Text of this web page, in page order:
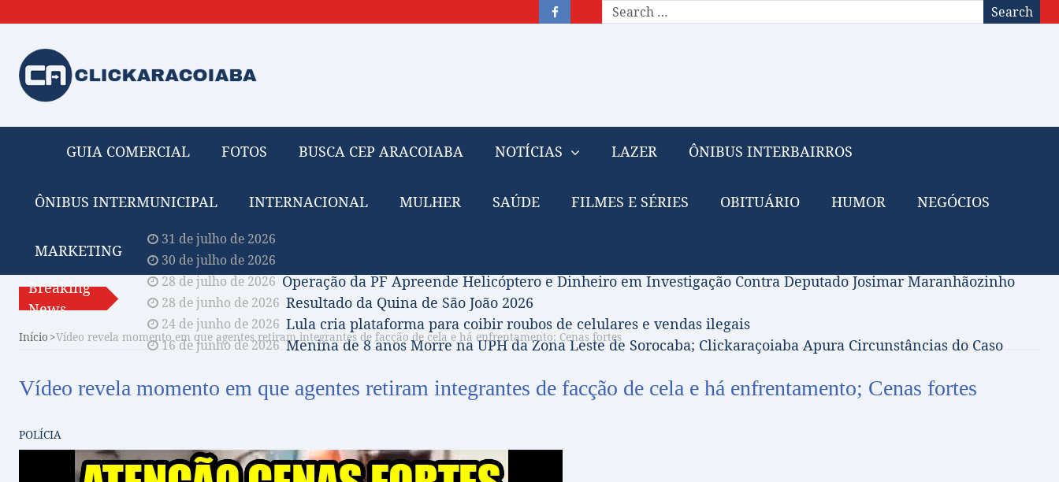
Search
GUIA COMERCIAL FOTOS BUSCA CEP ARACOIABA NOTÍCIAS LAZER ÔNIBUS INTERBAIRROS
ÔNIBUS INTERMUNICIPAL INTERNACIONAL MULHER SAÚDE FILMES E SÉRIES OBITUÁRIO HUMOR NEGÓCIOS
MARKETING
Breaking
News
31 de julho de 2026
30 de julho de 2026
28 de julho de 2026 Operação da PF Apreende Helicóptero e Dinheiro em Investigação Contra Deputado Josimar Maranhãozinho
28 de junho de 2026 Resultado da Quina de São João 2026
24 de junho de 2026 Lula cria plataforma para coibir roubos de celulares e vendas ilegais
16 de junho de 2026 Menina de 8 anos Morre na UPH da Zona Leste de Sorocaba; Clickaraçoiaba Apura Circunstâncias do Caso
Início Vídeo revela momento em que agentes retiram integrantes de facção de cela e há enfrentamento; Cenas fortes
Vídeo revela momento em que agentes retiram integrantes de facção de cela e há enfrentamento; Cenas fortes
POLÍCIA